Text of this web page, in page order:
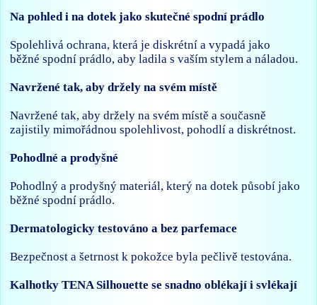
Na pohled i na dotek jako skutečné spodní prádlo
Spolehlivá ochrana, která je diskrétní a vypadá jako
běžné spodní prádlo, aby ladila s vaším stylem a náladou.
Navržené tak, aby držely na svém místě
Navržené tak, aby držely na svém místě a současně
zajistily mimořádnou spolehlivost, pohodlí a diskrétnost.
Pohodlné a prodyšné
Pohodlný a prodyšný materiál, který na dotek působí jako
běžné spodní prádlo.
Dermatologicky testováno a bez parfemace
Bezpečnost a šetrnost k pokožce byla pečlivě testována.
Kalhotky TENA Silhouette se snadno oblékají i svlékají